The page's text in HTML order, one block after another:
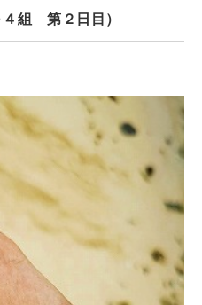
組 第２日目）